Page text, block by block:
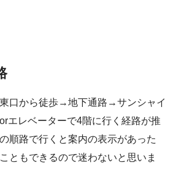
口から徒歩→地下通路→サンシャイ
エレベーターで4階に行く経路が推
順路で行くと案内の表示があった
ともできるので迷わないと思いま